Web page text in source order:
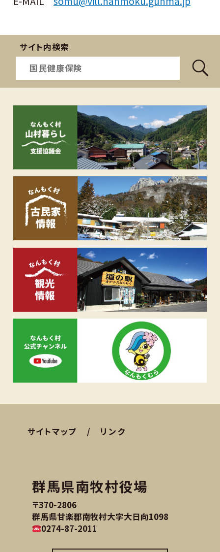
サイト内検索
サイトマップ リンク
群馬県南牧村役場
〒370-2806
群馬県甘楽郡南牧村大字大日向1098
0274-87-2011